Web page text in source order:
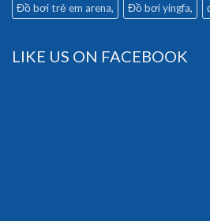
Đồ bơi trẻ em arena Đồ bơi yingfa
LIKE US ON FACEBOOK